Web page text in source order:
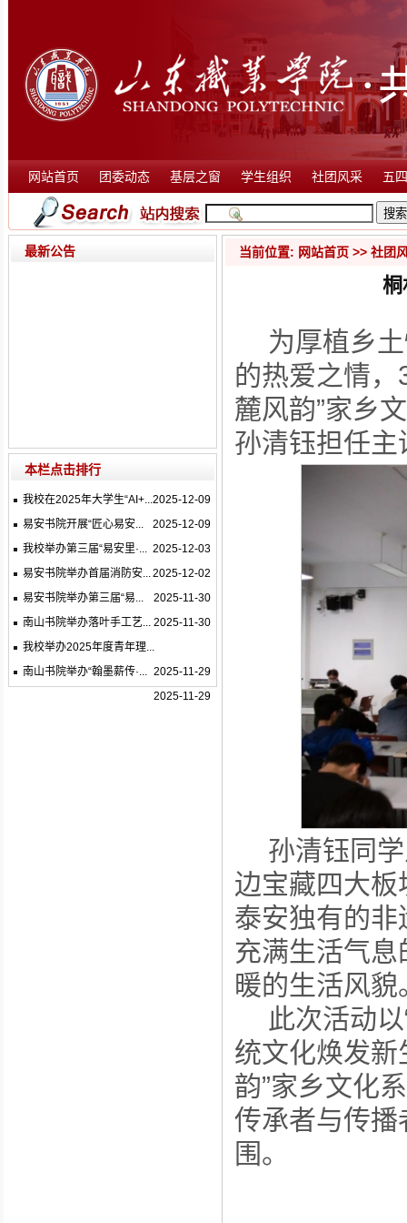
网站首页 团委动态 基层之窗 学生组织 社团风采 五
最新公告
本栏点击排行
我校在2025年大学生“AI+...2025-12-09
易安书院开展“匠心易安...
2025-12-09
我校举办第三届“易安里·... 2025-12-03
易安书院举办首届消防安...2025-12-02
易安书院举办第三届“易...
2025-11-30
南山书院举办落叶手工艺... 2025-11-30
我校举办2025年度青年理...
2025-11-29
南山书院举办“翰墨薪传·...
2025-11-29
当前位置: 网站首页 >> 社团
桐
为厚植乡
的热爱之情
麓风韵”家乡
孙清钰担任主
孙清钰同
边宝藏四大
泰安独有的
充满生活气
暖的生活风貌
此次活动
统文化焕发新
韵”家乡文化
传承者与传播
围。